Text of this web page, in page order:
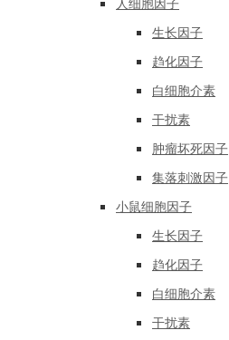
人细胞因子
生长因子
趋化因子
白细胞介素
干扰素
肿瘤坏死因子
集落刺激因子
小鼠细胞因子
生长因子
趋化因子
白细胞介素
干扰素